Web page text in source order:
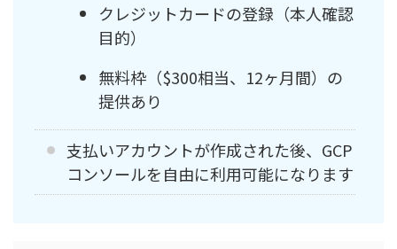
クレジットカードの登録（本人確認
目的）
無料枠（$300相当、12ヶ月間）の
提供あり
支払いアカウントが作成された後、GCP
コンソールを自由に利用可能になります